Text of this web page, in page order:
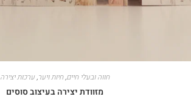
חווה ובעלי חיים,חיות ויער,ערכות יצירה
מזוודת יצירה בעיצוב סוסים